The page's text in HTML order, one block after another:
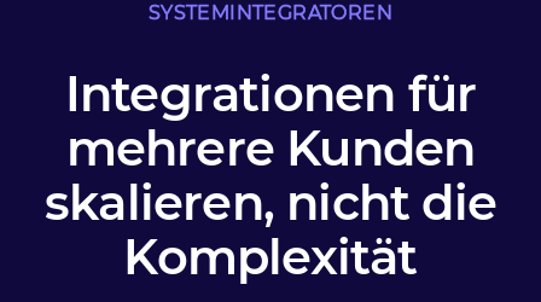
SYSTEMINTEGRATOREN
Integrationen für
mehrere Kunden
skalieren, nicht die
Komplexität